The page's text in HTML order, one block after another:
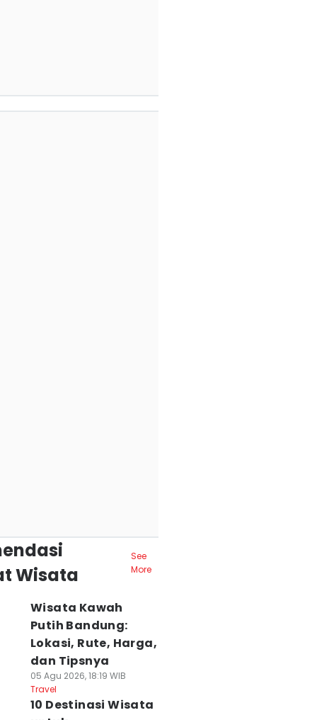
Wisata
See
More
Wisata Kawah
Putih Bandung:
Lokasi, Rute, Harga,
dan Tipsnya
05 Agu 2026, 18:19 WIB
Travel
10 Destinasi Wisata